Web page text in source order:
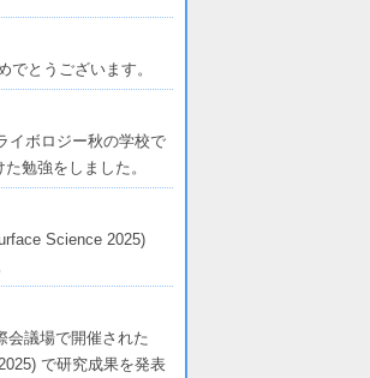
とうございます。
イボロジー秋の学校で
勉強をしました。
Science 2025)
会議場で開催された
で研究成果を発表